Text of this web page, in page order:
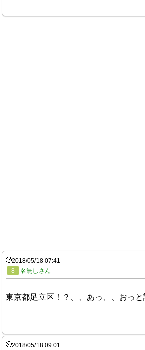
2018/05/18 07:41
8
名無しさん
東京都足立区！？、、あっ、、おっと
2018/05/18 09:01